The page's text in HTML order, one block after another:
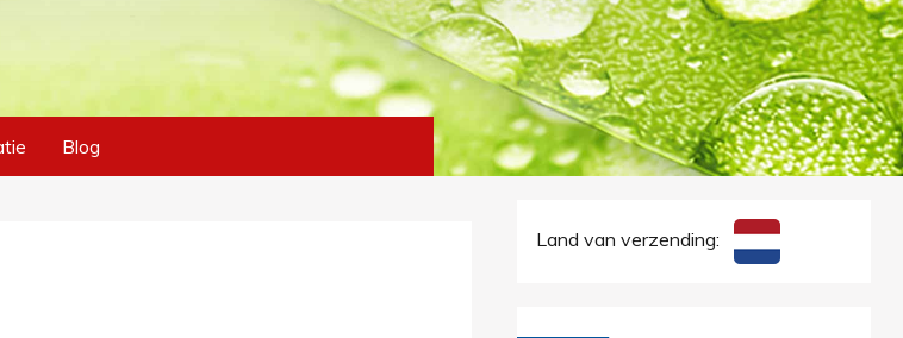
Blog
Land van verzending: